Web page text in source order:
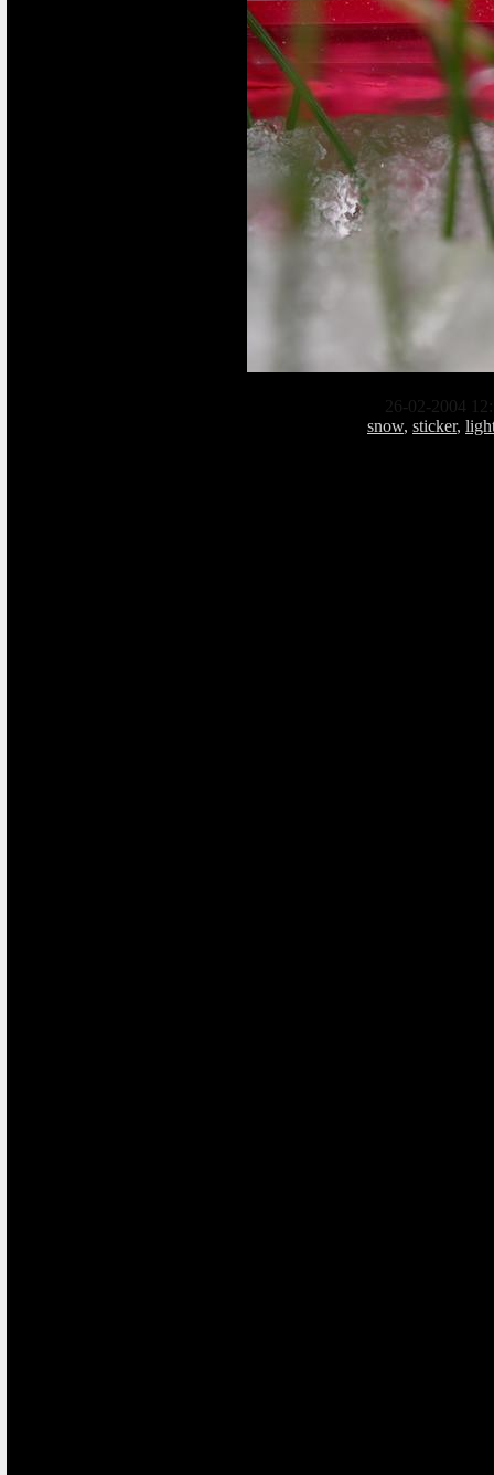
26-02-2004
snow, sticker,